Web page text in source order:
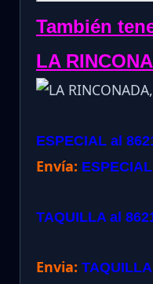
También
LA
ESPECIAL al
Envía:
TAQUILLA al
Envia: